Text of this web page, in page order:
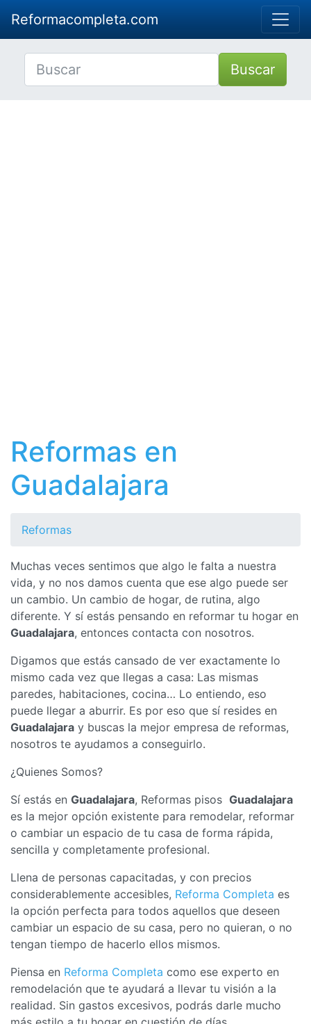
Reformacompleta.com
Buscar
Reformas en
Guadalajara
Reformas
Muchas veces sentimos que algo le falta a nuestra
vida, y no nos damos cuenta que ese algo puede ser
un cambio. Un cambio de hogar, de rutina, algo
diferente. Y sí estás pensando en reformar tu hogar en
Guadalajara, entonces contacta con nosotros.
Digamos que estás cansado de ver exactamente lo
mismo cada vez que llegas a casa: Las mismas
paredes, habitaciones, cocina… Lo entiendo, eso
puede llegar a aburrir. Es por eso que sí resides en
Guadalajara y buscas la mejor empresa de reformas,
nosotros te ayudamos a conseguirlo.
¿Quienes Somos?
Sí estás en Guadalajara, Reformas pisos Guadalajara
es la mejor opción existente para remodelar, reformar
o cambiar un espacio de tu casa de forma rápida,
sencilla y completamente profesional.
Llena de personas capacitadas, y con precios
considerablemente accesibles, Reforma Completa es
la opción perfecta para todos aquellos que deseen
cambiar un espacio de su casa, pero no quieran, o no
tengan tiempo de hacerlo ellos mismos.
Piensa en Reforma Completa como ese experto en
remodelación que te ayudará a llevar tu visión a la
realidad. Sin gastos excesivos, podrás darle mucho